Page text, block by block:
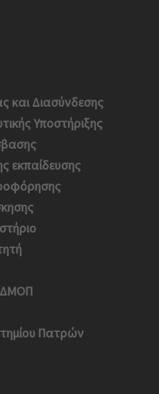
και Διασύνδεσης
Υποστήριξης
εκπαίδευσης
Πατρών